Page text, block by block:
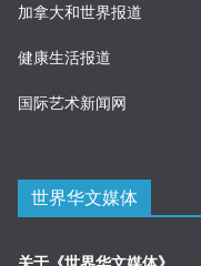
加拿大和世界报道
健康生活报道
国际艺术新闻网
世界华文媒体